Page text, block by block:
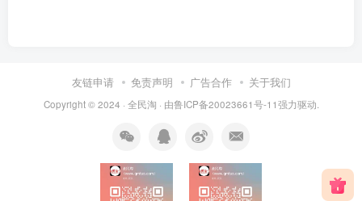
友链申请 免责声明 广告合作 关于我们
Copyright © 2024 · 全民淘 · 由鲁ICP备20023661号-11强力驱动.